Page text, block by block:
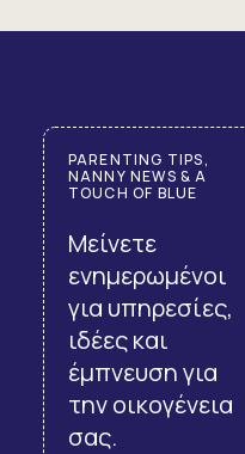
PARENTING TIPS,
NANNY NEWS & A
TOUCH OF BLUE
Μείνετε
ενημερωμένοι
για υπηρεσίες,
ιδέες και
έμπνευση για
την οικογένεια
σας.